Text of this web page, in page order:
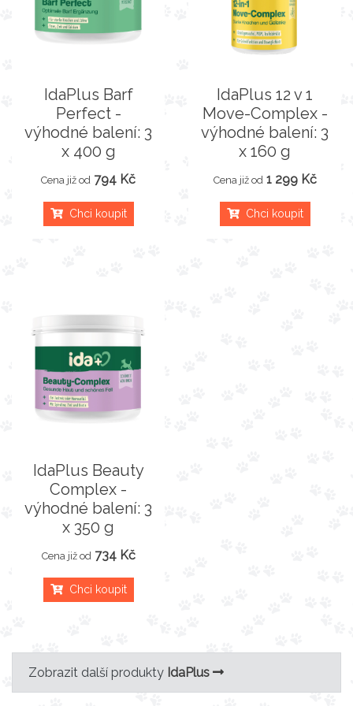
IdaPlus Barf
Perfect -
výhodné balení: 3
x 400 g
Cena již od 794 Kč
Chci koupit
IdaPlus 12 v 1
Move-Complex -
výhodné balení: 3
x 160 g
Cena již od 1 299 Kč
Chci koupit
IdaPlus Beauty
Complex -
výhodné balení: 3
x 350 g
Cena již od 734 Kč
Chci koupit
Zobrazit další produkty IdaPlus